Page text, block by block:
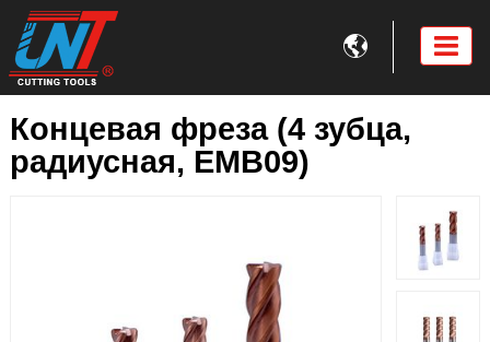

Концевая фреза (4 зубца,
радиусная, EMB09)